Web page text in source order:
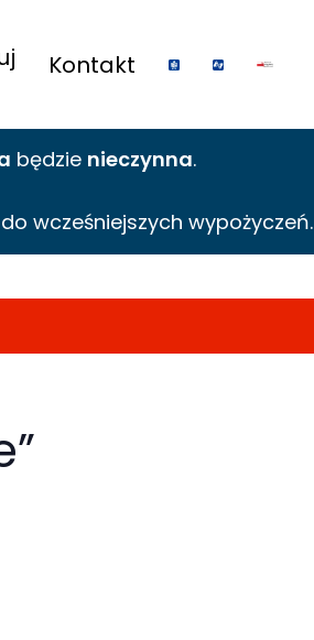
Kontakt
będzie nieczynna.
wcześniejszych wypożyczeń.